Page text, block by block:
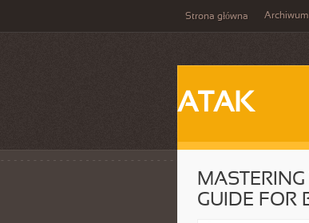
Strona główna Archiwum
ATAK
GUIDE FOR